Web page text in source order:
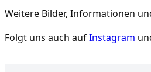
Weitere Bilder, Informationen
Folgt uns auch aufInstagram